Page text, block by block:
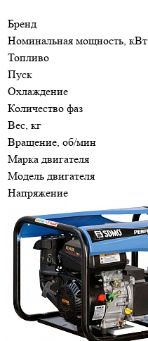
Бренд
Номинальная мощность, кВт
Топливо
Пуск
Охлаждение
Количество фаз
Вес, кг
Вращение, об/мин
Марка двигателя
Модель двигателя
Напряжение